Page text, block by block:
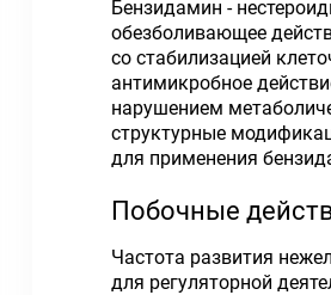
Бензидамин -
обезболивающее
со стабилизацией
антимикробное
нарушением
структурные
для применения
Побочные
Частота развития
для регуляторной